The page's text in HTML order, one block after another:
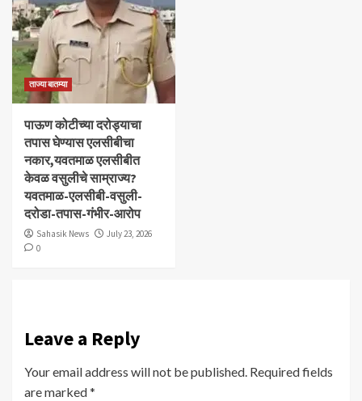
ताज्या बातम्या
पाऊण कोटीच्या दरोड्याचा
तपास घेण्यास एलसीबीचा
नकार,यवतमाळ एलसीबीत
केवळ वसुलीचे साम्राज्य?
यवतमाळ-एलसीबी-वसुली-
दरोडा-तपास-गंभीर-आरोप
Sahasik News
July 23, 2026
0
Leave a Reply
Your email address will not be published. Required fields
are marked*